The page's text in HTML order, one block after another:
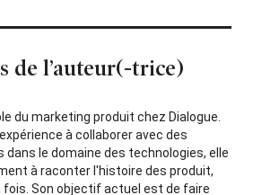
de l’auteur(-trice)
du marketing produit chez Dialogue.
à collaborer avec des
le domaine des technologies, elle
à raconter l'histoire des produit,
Son objectif actuel est de faire